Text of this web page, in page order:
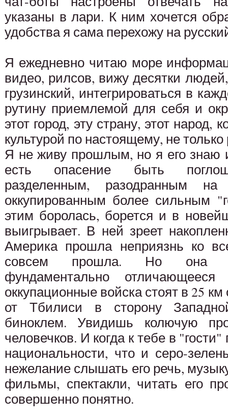
указаны в лари. К ним хочется
удобства я сама перехожу на
Я ежедневно читаю море
видео, рилсов, вижу десятки
грузинский, интегрироваться в
рутину приемлемой для себя и
этот город, эту страну, этот народ,
культурой по настоящему, не
Я не живу прошлым, но я его знаю
есть опасение быть
разделенным, разодранным
оккупированным более сильным
этим боролась, борется и в
выигрывает. В ней зреет
Америка прошла неприязнь ко
совсем прошла. Но она
фундаментально
оккупационные войска стоят в 25
от Тбилиси в сторону
биноклем. Увидишь колючую
человечков. И когда к тебе в
национальности, что и серо-
нежелание слышать его речь,
фильмы, спектакли, читать его
совершенно понятно.